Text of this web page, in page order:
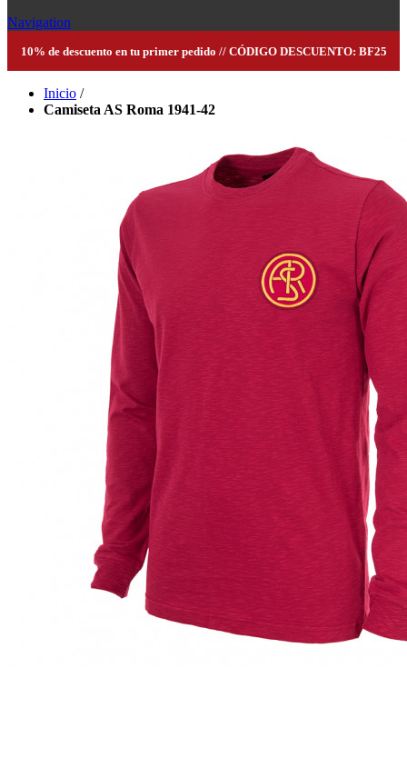
Navigation
10% de descuento en tu primer pedido // CÓDIGO DESCUENTO: BF25
Inicio /
Camiseta AS Roma 1941-42